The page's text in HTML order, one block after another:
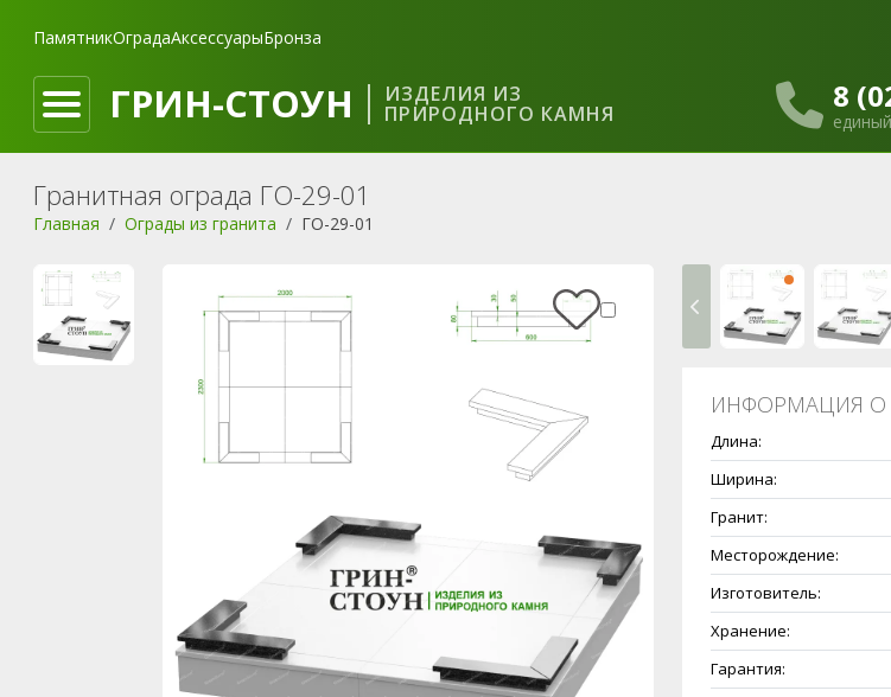
ПамятникОградаАксессуарыБронза
ГРИН-СТОУН ИЗДЕЛИЯ ИЗ
ПРИРОДНОГО КАМНЯ 8
Гранитная ограда ГО-29-01
Главная Ограды из гранита ГО-29-01
ИНФОРМАЦИЯ О
Длина:
Ширина:
Гранит:
Месторождение:
Изготовитель:
Хранение:
Гарантия: